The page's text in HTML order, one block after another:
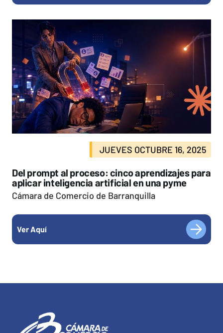
JUEVES OCTUBRE 16, 2025
Del prompt al proceso: cinco aprendizajes para
aplicar inteligencia artificial en una pyme
Cámara de Comercio de Barranquilla
Ver Aquí